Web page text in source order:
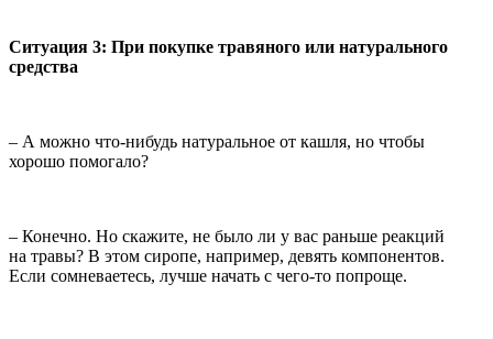
Ситуация 3: При покупке травяного или натурального
средства
– А можно что-нибудь натуральное от кашля, но чтобы
хорошо помогало?
– Конечно. Но скажите, не было ли у вас раньше реакций
на травы? В этом сиропе, например, девять компонентов.
Если сомневаетесь, лучше начать с чего-то попроще.